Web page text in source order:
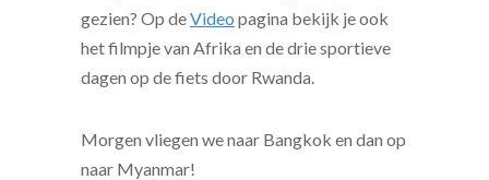
gezien? Op deVideo pagina bekijk je ook
het filmpje van Afrika en de drie sportieve
dagen op de fiets door Rwanda.
Morgen vliegen we naar Bangkok en dan op
naar Myanmar!